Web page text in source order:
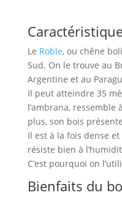
Le Roble, ou chêne
Sud. On le trouve au
Argentine et au
Il peut atteindre 35
l’ambrana, ressemble
plus, son bois
Il est à la fois dense
résiste bien à
C’est pourquoi on
Bienfaits du